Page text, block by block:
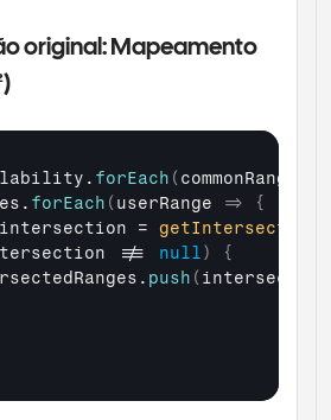
original: Mapeamento
. forEach ( commonRange
. forEach ( userRange =>
{
intersection = getIntersection
!== null)
{
. push ( intersection